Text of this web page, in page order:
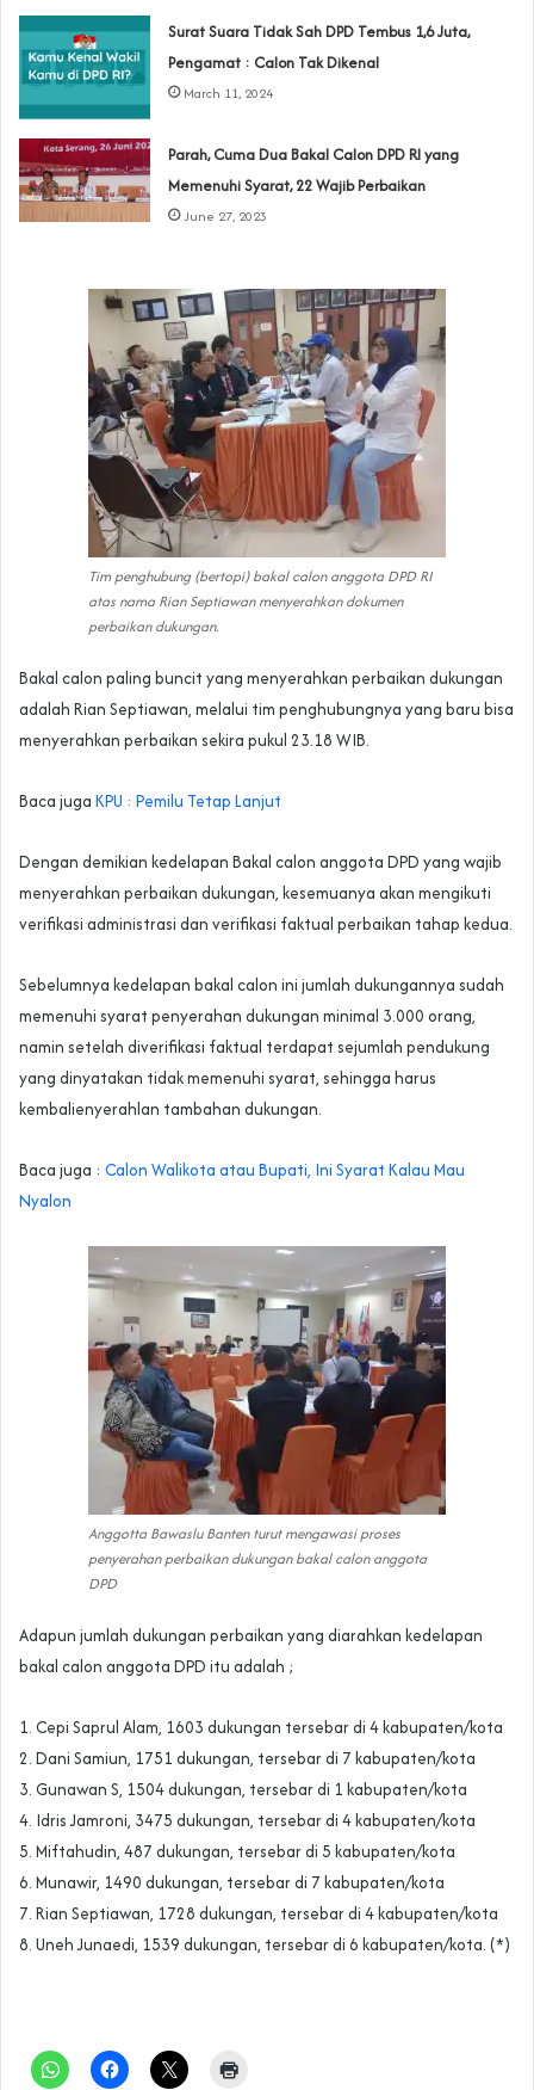
Surat Suara Tidak Sah DPD Tembus 1,6 Juta,
Pengamat : Calon Tak Dikenal
March 11, 2024
Parah, Cuma Dua Bakal Calon DPD RI yang
Memenuhi Syarat, 22 Wajib Perbaikan
June 27, 2023
Tim penghubung (bertopi) bakal calon anggota DPD RI
atas nama Rian Septiawan menyerahkan dokumen
perbaikan dukungan.
Bakal calon paling buncit yang menyerahkan perbaikan dukungan
adalah Rian Septiawan, melalui tim penghubungnya yang baru bisa
menyerahkan perbaikan sekira pukul 23.18 WIB.
Baca juga KPU : Pemilu Tetap Lanjut
Dengan demikian kedelapan Bakal calon anggota DPD yang wajib
menyerahkan perbaikan dukungan, kesemuanya akan mengikuti
verifikasi administrasi dan verifikasi faktual perbaikan tahap kedua.
Sebelumnya kedelapan bakal calon ini jumlah dukungannya sudah
memenuhi syarat penyerahan dukungan minimal 3.000 orang,
namin setelah diverifikasi faktual terdapat sejumlah pendukung
yang dinyatakan tidak memenuhi syarat, sehingga harus
kembalienyerahlan tambahan dukungan.
Baca juga : Calon Walikota atau Bupati, Ini Syarat Kalau Mau
Nyalon
Anggotta Bawaslu Banten turut mengawasi proses
penyerahan perbaikan dukungan bakal calon anggota
DPD
Adapun jumlah dukungan perbaikan yang diarahkan kedelapan
bakal calon anggota DPD itu adalah ;
1. Cepi Saprul Alam, 1603 dukungan tersebar di 4 kabupaten/kota
2. Dani Samiun, 1751 dukungan, tersebar di 7 kabupaten/kota
3. Gunawan S, 1504 dukungan, tersebar di 1 kabupaten/kota
4. Idris Jamroni, 3475 dukungan, tersebar di 4 kabupaten/kota
5. Miftahudin, 487 dukungan, tersebar di 5 kabupaten/kota
6. Munawir, 1490 dukungan, tersebar di 7 kabupaten/kota
7. Rian Septiawan, 1728 dukungan, tersebar di 4 kabupaten/kota
8. Uneh Junaedi, 1539 dukungan, tersebar di 6 kabupaten/kota. (*)